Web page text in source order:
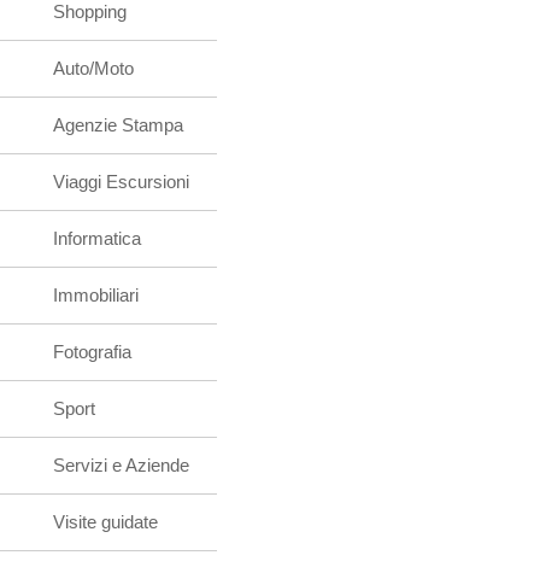
Shopping
Auto/Moto
Agenzie Stampa
Viaggi Escursioni
Informatica
Immobiliari
Fotografia
Sport
Servizi e Aziende
Visite guidate